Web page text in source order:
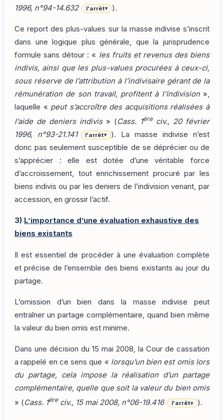
1996, n°94-14.632
l'arrêt▾ ).
Ce report des plus-values sur la masse indivise s’inscrit
dans une logique plus générale, que la jurisprudence
formule sans détour : « les fruits et revenus des biens
indivis, ainsi que les plus-values procurées à ceux-ci,
sous réserve de l’attribution à l’indivisaire gérant de la
rémunération de son travail, profitent à l’indivision»,
laquelle « peut s’accroître des acquisitions réalisées à
l’aide de deniers indivis» (Cass. 1èreciv., 20 février
1996, n°93-21.141
l'arrêt▾
). La masse indivise n’est
donc pas seulement susceptible de se déprécier ou de
s’apprécier : elle est dotée d’une véritable force
d’accroissement, tout enrichissement procuré par les
biens indivis ou par les deniers de l’indivision venant, par
accession, en grossir l’actif.
3) L’importance d’une évaluation exhaustive des
biens existants
Il est essentiel de procéder à une évaluation complète
et précise de l’ensemble des biens existants au jour du
partage.
L’omission d’un bien dans la masse indivise peut
entraîner un partage complémentaire, quand bien même
la valeur du bien omis est minime.
Dans une décision du 15 mai 2008, la Cour de cassation
a rappelé en ce sens que « lorsqu’un bien est omis lors
du partage, cela impose la réalisation d’un partage
complémentaire, quelle que soit la valeur du bien omis
» (Cass. 1èreciv., 15 mai 2008, n°06-19.416 l'arrêt▾ ).